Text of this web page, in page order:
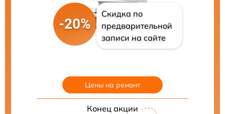
-20%
Скидка по
предварительной
записи на сайте
Цены на ремонт
Конец акции